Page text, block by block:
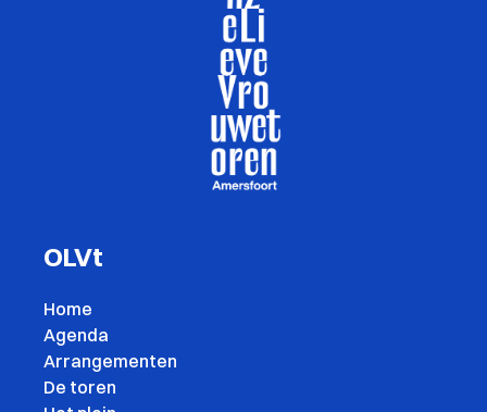
OLVt
Home
Agenda
Arrangementen
De toren